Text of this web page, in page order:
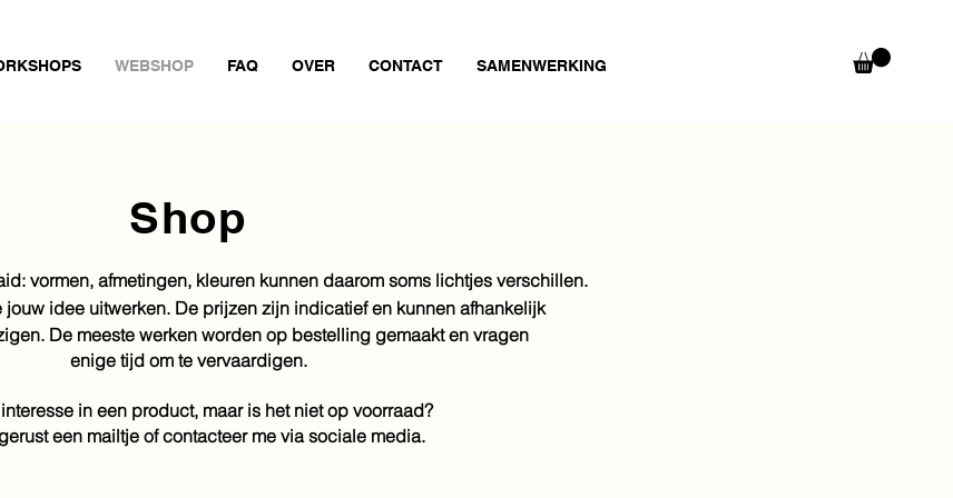
WEBSHOP FAQ OVER CONTACT SAMENWERKING
Shop
vormen, afmetingen, kleuren kunnen daarom soms lichtjes verschillen.
jouw idee uitwerken. De prijzen zijn indicatief en kunnen afhankelijk
De meeste werken worden op bestelling gemaakt en vragen
enige tijd om te vervaardigen.
in een product, maar is het niet op voorraad?
een mailtje of contacteer me via sociale media.